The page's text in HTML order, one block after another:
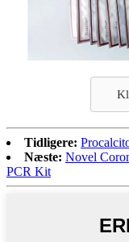
Tidligere:
Næste: Novel
PCR Kit